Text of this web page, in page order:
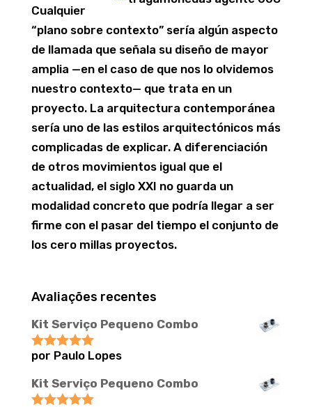
Cualquier
“plano sobre contexto” serí­a algún aspecto
de llamada que señala su diseño de mayor
amplia —en el caso de que nos lo olvidemos
nuestro contexto— que trata en un
proyecto. La arquitectura contemporánea
serí­a uno de las estilos arquitectónicos más
complicadas de explicar. A diferenciación
de otros movimientos igual que el
actualidad, el siglo XXI no guarda un
modalidad concreto que podrí­a llegar a ser
firme con el pasar del tiempo el conjunto de
los cero millas proyectos.
Avaliações recentes
Kit Serviço Pequeno Combo
Avaliação5
por Paulo Lopes
Kit Serviço Pequeno Combo